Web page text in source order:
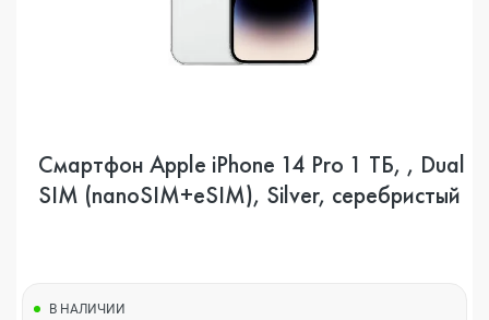
Смартфон Apple iPhone 14 Pro 1 ТБ, , Dual
SIM (nanoSIM+eSIM), Silver, серебристый
В НАЛИЧИИ